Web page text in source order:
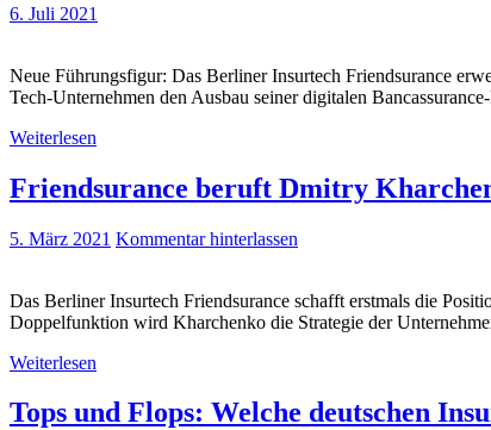
6. Juli 2021
Neue Führungsfigur: Das Berliner Insurtech Friendsurance
Tech-Unternehmen den Ausbau seiner digitalen
Weiterlesen
Friendsurance beruft Dmitry
5. März 2021 Kommentar hinterlassen
Das Berliner Insurtech Friendsurance schafft erstmals die
Doppelfunktion wird Kharchenko die Strategie der
Weiterlesen
Tops und Flops: Welche deutschen